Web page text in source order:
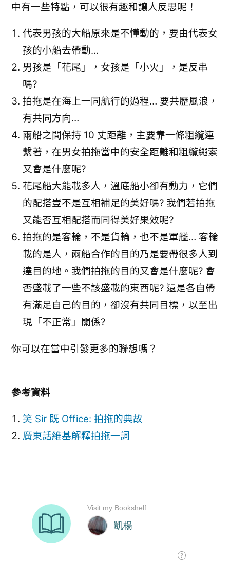
中有一些特點，可以很有趣和讓人反思呢！
代表男孩的大船原來是不懂動的，要由代表女
孩的小船去帶動…
男孩是「花尾」，女孩是「小火」，是反串
嗎?
拍拖是在海上一同航行的過程… 要共歷風浪，
有共同方向…
兩船之間保持 10 丈距離，主要靠一條粗纜連
繫著，在男女拍拖當中的安全距離和粗纜繩索
又會是什麼呢?
花尾船大能載多人，溫底船小卻有動力，它們
的配搭豈不是互相補足的美好嗎? 我們若拍拖
又能否互相配搭而同得美好果效呢?
拍拖的是客輪，不是貨輪，也不是軍艦… 客輪
載的是人，兩船合作的目的乃是要帶很多人到
達目的地。我們拍拖的目的又會是什麼呢? 會
否盛載了一些不該盛載的東西呢? 還是各自帶
有滿足自己的目的，卻沒有共同目標，以至出
現「不正常」關係?
你可以在當中引發更多的聯想嗎？
參考資料
笑 Sir 既 Office: 拍拖的典故
廣東話維基解釋拍拖一詞